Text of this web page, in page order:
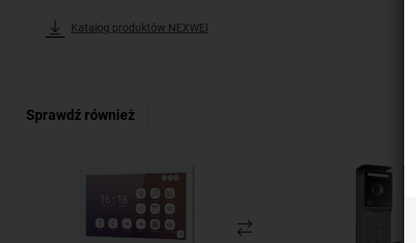
Katalog produktów NEXWEI
Sprawdź również